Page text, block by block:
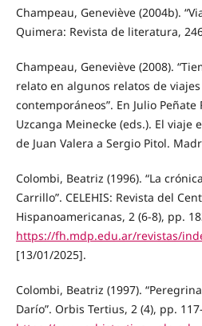
Champeau, Geneviève (2004b).
Quimera: Revista de literatura,
Champeau, Geneviève (2008).
relato en algunos relatos de
contemporáneos”. En Julio Peñate
Uzcanga Meinecke (eds.). El
de Juan Valera a Sergio Pitol.
Colombi, Beatriz (1996). “La
Carrillo”. CELEHIS: Revista del
Hispanoamericanas, 2 (6-8), pp.
https://fh.mdp.edu.ar/revistas/
[13/01/2025].
Colombi, Beatriz (1997).
Darío”. Orbis Tertius, 2 (4), pp.